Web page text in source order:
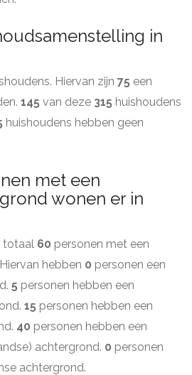
in
Hiervan zijn 75 een
145 van deze 315 huishoudens
huishoudens hebben geen
met een
wonen er in
totaal 60 personen met een
hebben 0 personen een
5 personen hebben een
15 personen hebben een
40 personen hebben een
achtergrond. 0 personen
achtergrond.